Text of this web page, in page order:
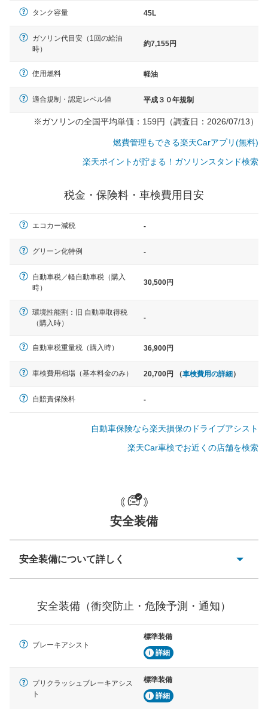
クラウン、アルファード、フォレ
一般的な荷物のサイズの目安
タンク容量 45L
ガソリン代目安（1回の給油
時）
約7,155円
使用燃料 軽油
適合規制・認定レベル値 平成３０年規制
※ガソリンの全国平均単価：159円（調査日：2026/07/13）
燃費管理もできる楽天Carアプリ(無料)
楽天ポイントが貯まる！ガソリンスタンド検索
税金・保険料・車検費用目安
エコカー減税 -
グリーン化特例 -
自動車税／軽自動車税（購入
時）
30,500円
環境性能割：旧 自動車取得税
（購入時）
-
自動車税重量税（購入時） 36,900円
車検費用相場（基本料金のみ） 20,700円 （車検費用の詳細）
自賠責保険料 -
自動車保険なら楽天損保のドライブアシスト
楽天Car車検でお近くの店舗を検索
安全装備
安全装備について詳しく
ーキアシスト、ABSなどが装備されています。
見えにくい場所に潜む危険を予測・通知するためのシス
テムなどが装備されています。
車線のはみだしやふらつきを防止するためにレーンキー
プアシストなどが装備されています
安全装備（衝突防止・危険予測・通知）
ブレーキアシスト
標準装備
詳細
プリクラッシュブレーキアシス
ト
標準装備
詳細